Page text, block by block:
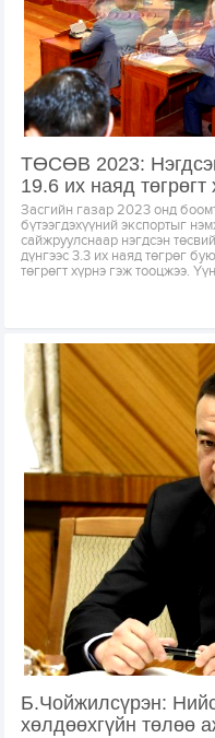
ТӨСӨВ 2023:
19.6 их наяд
Засгийн газар 2023 онд
бүтээгдэхүүний экспортыг
сайжруулснаар нэгдсэн
дүнгээс 3.3 их наяд төгрөг
төгрөгт хүрнэ гэж тооцжээ.
Б.Чойжилсүрэн:
хөлдөөхгүйн төлөө